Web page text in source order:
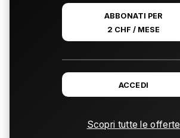
ABBONATI PER
2 CHF / MESE
ACCEDI
Scopri tutte le offerte